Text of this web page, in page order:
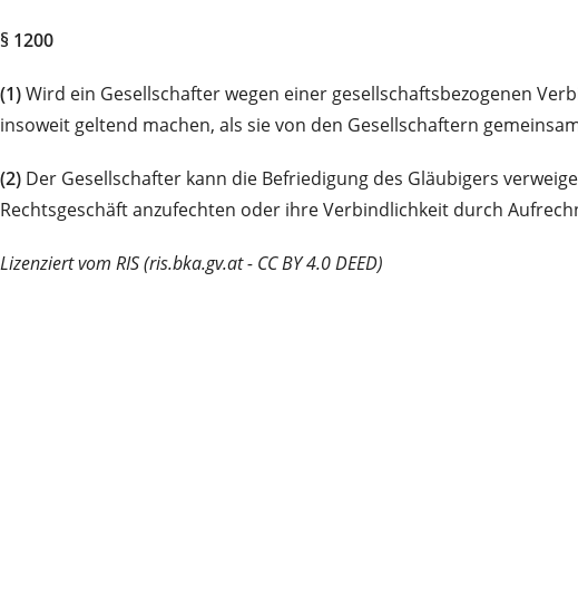
§ 1200
(1)Wird ein Gesellschafter wegen einer gesellschaftsbezogenen
insoweit geltend machen, als sie von den Gesellschaftern
(2) Der Gesellschafter kann die Befriedigung des Gläubigers
Rechtsgeschäft anzufechten oder ihre Verbindlichkeit durch
Lizenziert vom RIS (ris.bka.gv.at - CC BY 4.0 DEED)